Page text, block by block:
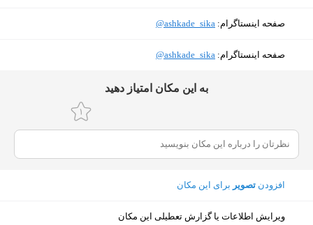
سه‌شنبه ۱۰ تا ۲۴
چهارشنبه ۱۰ تا ۲۴
صفحه اینستاگرام: ‎@ashkade_sika
صفحه اینستاگرام: ‎@ashkade_sika
ﺑﻪ اﯾﻦ ﻣﮑﺎن اﻣﺘﯿﺎز دﻫﯿﺪ
افزودن تصویر برای این مکان
ویرایش اطلاعات یا گزارش تعطیلی این مکان